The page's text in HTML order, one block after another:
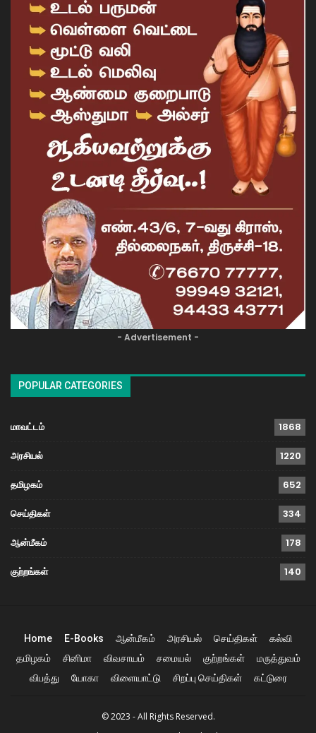
- Advertisement -
POPULAR CATEGORIES
மாவட்டம் 1868
அரசியல் 1220
தமிழகம் 652
செய்திகள் 334
ஆன்மீகம் 178
குற்றங்கள் 140
Home E-Books ஆன்மீகம் அரசியல் செய்திகள்
கல்வி
தமிழகம்
சினிமா விவசாயம் சமையல் குற்றங்கள்
மருத்துவம்
விபத்து
யோகா விளையாட்டு சிறப்பு செய்திகள் கட்டுரை
© 2023 - All Rights Reserved.